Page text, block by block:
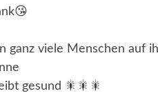
ganz viele Menschen auf
gesund 🎇🎇🎇